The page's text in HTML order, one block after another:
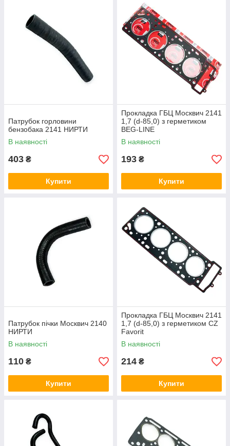
Патрубок горловини
бензобака 2141 НИРТИ
В наявності
403 ₴
Купити
Прокладка ГБЦ Москвич 2141
1,7 (d-85,0) з герметиком
BEG-LINE
В наявності
193 ₴
Купити
Патрубок пічки Москвич 2140
НИРТИ
В наявності
110 ₴
Купити
Прокладка ГБЦ Москвич 2141
1,7 (d-85,0) з герметиком CZ
Favorit
В наявності
214 ₴
Купити